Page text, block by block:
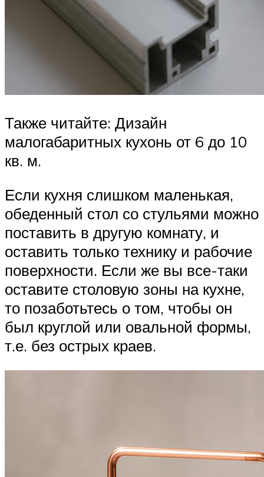
Также читайте: Дизайн
малогабаритных кухонь от 6 до 10
кв. м.
Если кухня слишком маленькая,
обеденный стол со стульями можно
поставить в другую комнату, и
оставить только технику и рабочие
поверхности. Если же вы все-таки
оставите столовую зоны на кухне,
то позаботьтесь о том, чтобы он
был круглой или овальной формы,
т.е. без острых краев.